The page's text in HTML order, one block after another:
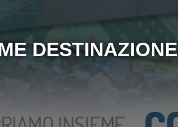
DESTINAZIONE